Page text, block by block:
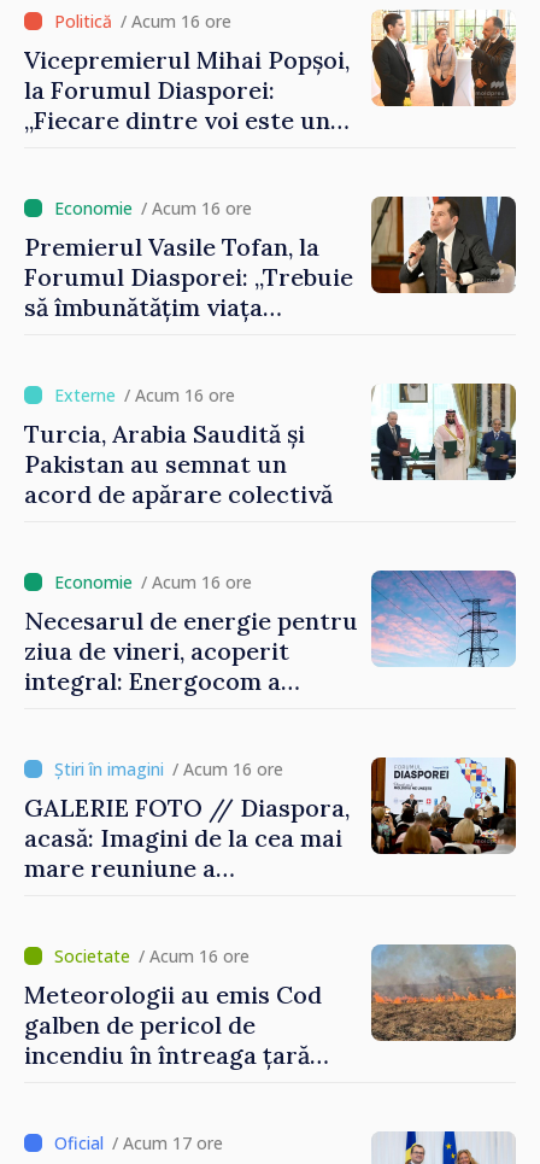
/ Acum 16 ore
Vicepremierul Mihai Popșoi,
la Forumul Diasporei:
„Fiecare dintre voi este un
imaginii Republicii Moldova”
/ Acum 16 ore
Premierul Vasile Tofan, la
Forumul Diasporei: „Trebuie
să îmbunătățim viața
/ Acum 16 ore
Turcia, Arabia Saudită și
Pakistan au semnat un
acord de apărare colectivă
/ Acum 16 ore
Necesarul de energie pentru
ziua de vineri, acoperit
integral: Energocom a
/ Acum 16 ore
GALERIE FOTO // Diaspora,
acasă: Imagini de la cea mai
mare reuniune a
/ Acum 16 ore
Meteorologii au emis Cod
galben de pericol de
incendiu în întreaga țară
/ Acum 17 ore